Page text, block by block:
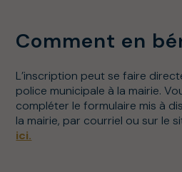
Comment en
L’inscription peut se faire
police municipale à la mairie.
compléter le formulaire mis à
la mairie, par courriel ou sur le
ici.